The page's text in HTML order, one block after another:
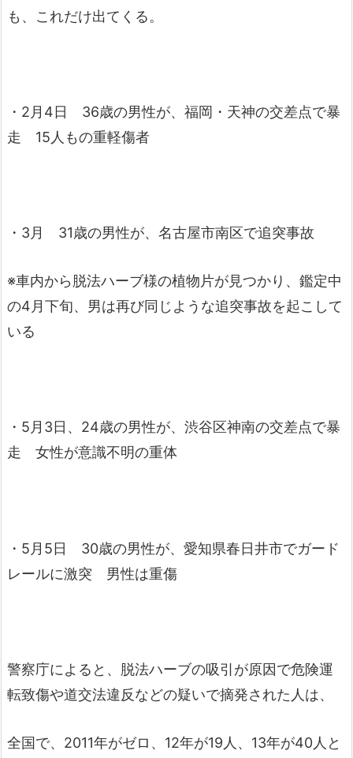
も、これだけ出てくる。
・2月4日 36歳の男性が、福岡・天神の交差点で暴
走 15人もの重軽傷者
・3月 31歳の男性が、名古屋市南区で追突事故
※車内から脱法ハーブ様の植物片が見つかり、鑑定中
の4月下旬、男は再び同じような追突事故を起こして
いる
・5月3日、24歳の男性が、渋谷区神南の交差点で暴
走 女性が意識不明の重体
・5月5日 30歳の男性が、愛知県春日井市でガード
レールに激突 男性は重傷
警察庁によると、脱法ハーブの吸引が原因で危険運
転致傷や道交法違反などの疑いで摘発された人は、
全国で、2011年がゼロ、12年が19人、13年が40人と